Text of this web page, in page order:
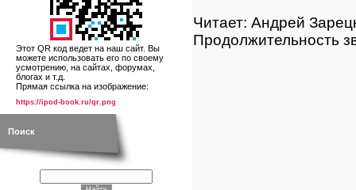
Этот QR код ведет на наш сайт. Вы
можете использовать его по своему
усмотрению, на сайтах, форумах,
блогах и т.д.
Прямая ссылка на изображение:
https://ipod-book.ru/qr.png
Поиск
Читает: Андрей
Продолжительность